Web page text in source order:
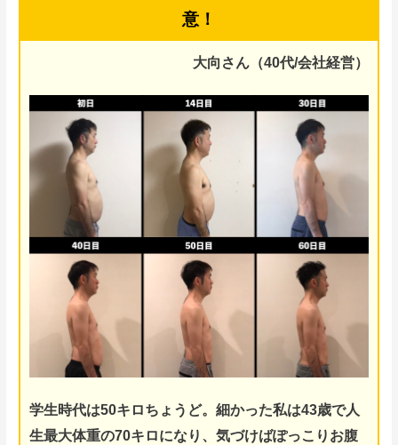
意！
大向さん（40代/会社経営）
学生時代は50キロちょうど。細かった私は43歳で人
生最大体重の70キロになり、気づけばぽっこりお腹